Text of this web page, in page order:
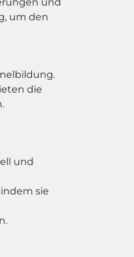
um den
die
und
sie